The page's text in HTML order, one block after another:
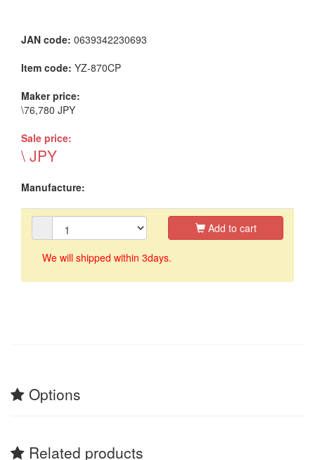
JAN code: 0639342230693
Item code: YZ-870CP
Maker price:
\76,780 JPY
Sale price:
\ JPY
Manufacture:
Add to cart
We will shipped within 3days.
Options
Related products